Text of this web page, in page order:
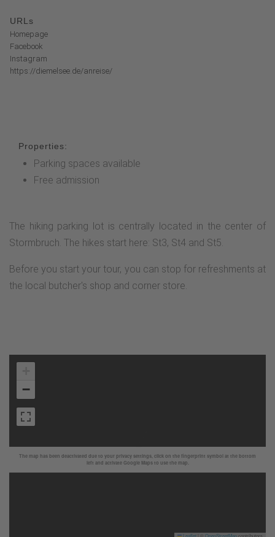
URLs
Homepage
Facebook
Instagram
https://diemelsee.de/anreise/
Properties:
Parking spaces available
Free admission
The hiking parking lot is centrally located in the center of
Stormbruch. The hikes start here: St3, St4 and St5.
Before you start your tour, you can stop for refreshments at
the local butcher's shop and corner store.
The map has been deactivated due to your privacy settings, click on the fingerprint symbol at the bottom
left and activate Google Maps to use the map.
−
Leaflet OpenStreetMapcontributors